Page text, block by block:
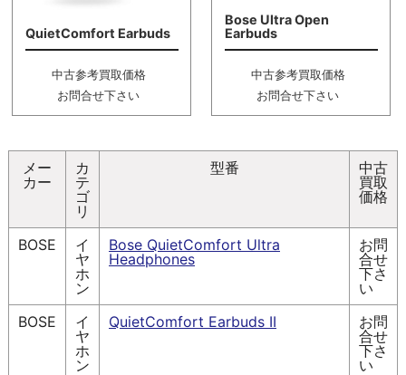
QuietComfort Earbuds
中古参考買取価格
お問合せ下さい
Bose Ultra Open
Earbuds
中古参考買取価格
お問合せ下さい
メー
カー
カ
テ
ゴ
リ
型番
中古
買取
価格
BOSE
イ
ヤ
ホ
ン
Bose QuietComfort Ultra
Headphones
お問
合せ
下さ
い
BOSE
イ
ヤ
ホ
ン
QuietComfort Earbuds II
お問
合せ
下さ
い